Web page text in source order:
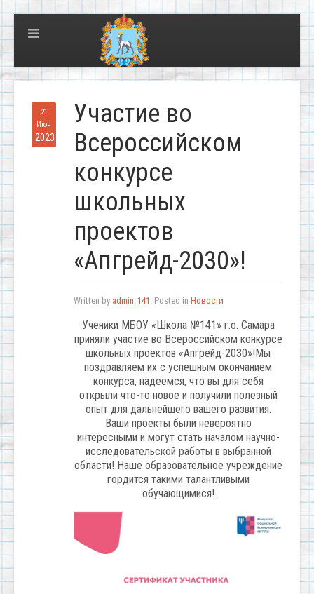
21
Июн
2023
Участие во
Всероссийском
конкурсе
школьных
проектов
«Апгрейд-2030»!
Written by admin_141 . Posted in Новости
Ученики МБОУ «Школа №141» г.о. Самара
приняли участие во Всероссийском конкурсе
школьных проектов «Апгрейд-2030»!Мы
поздравляем их с успешным окончанием
конкурса, надеемся, что вы для себя
открыли что-то новое и получили полезный
опыт для дальнейшего вашего развития.
Ваши проекты были невероятно
интересными и могут стать началом научно-
исследовательской работы в выбранной
области! Наше образовательное учреждение
гордится такими талантливыми
обучающимися!